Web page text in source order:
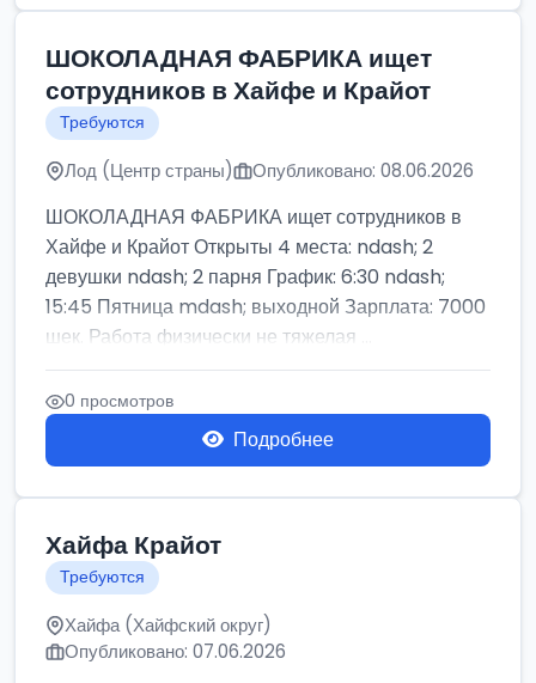
ШОКОЛАДНАЯ ФАБРИКА ищет
сотрудников в Хайфе и Крайот
Требуются
Лод (Центр страны) Опубликовано: 08.06.2026
ШОКОЛАДНАЯ ФАБРИКА ищет сотрудников в
Хайфе и Крайот Открыты 4 места: ndash; 2
девушки ndash; 2 парня График: 6:30 ndash;
15:45 Пятница mdash; выходной Зарплата: 7000
шек. Работа физически не тяжелая ...
0 просмотров
Подробнее
Хайфа Крайот
Требуются
Хайфа (Хайфский округ)
Опубликовано: 07.06.2026